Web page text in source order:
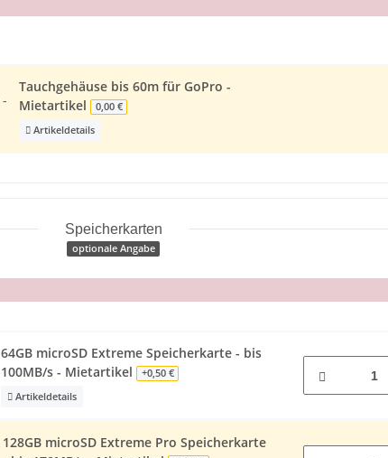
Tauchgehäuse bis 60m für GoPro -
Mietartikel 0,00 €
Artikeldetails
Speicherkarten
optionale Angabe
64GB microSD Extreme Speicherkarte - bis
100MB/s - Mietartikel +0,50 €
Artikeldetails
128GB microSD Extreme Pro Speicherkarte